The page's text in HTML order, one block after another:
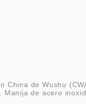
China de Wushu
de acero